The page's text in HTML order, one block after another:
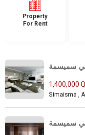
Property
For Rent
سميسمة
1,400,000
Simaisma ,
سميسمة